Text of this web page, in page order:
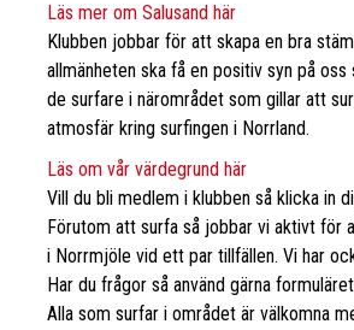
Läs mer om Salusand här
Klubben jobbar för att skapa en bra
allmänheten ska få en positiv syn på
de surfare i närområdet som gillar att
atmosfär kring surfingen i Norrland.
Läs om vår värdegrund här
Vill du bli medlem i klubben så klicka in
Förutom att surfa så jobbar vi aktivt för
i Norrmjöle vid ett par tillfällen. Vi har
Har du frågor så använd gärna
Alla som surfar i området är välkomna